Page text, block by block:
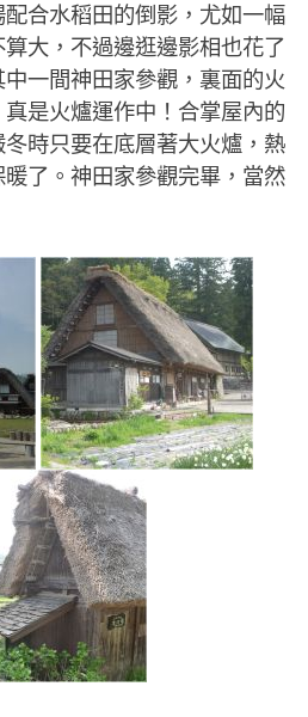
合水稻田的倒影，尤如一幅
大，不過邊逛邊影相也花了
一間神田家參觀，裏面的火
是火爐運作中！合掌屋內的
時只要在底層著大火爐，熱
了。神田家參觀完畢，當然